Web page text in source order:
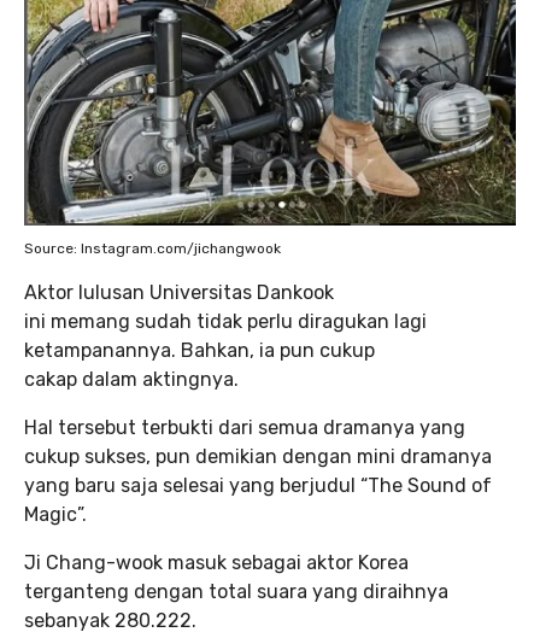
Source: Instagram.com/jichangwook
Aktor lulusan Universitas Dankook
ini memang sudah tidak perlu diragukan lagi
ketampanannya. Bahkan, ia pun cukup
cakap dalam aktingnya.
Hal tersebut terbukti dari semua dramanya yang
cukup sukses, pun demikian dengan mini dramanya
yang baru saja selesai yang berjudul “The Sound of
Magic”.
Ji Chang-wook masuk sebagai aktor Korea
terganteng dengan total suara yang diraihnya
sebanyak 280.222.